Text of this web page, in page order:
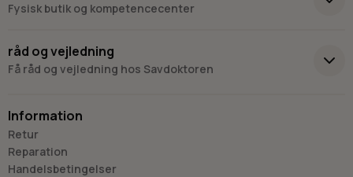
Fysisk butik og kompetencecenter
9400 Nørresundby
råd og vejledning
Få råd og vejledning hos Savdoktoren
“Vi bygger vores løsninger på viden, erfaring og faglig indsigt
- så du kan træffe
det rigtige valg, hver gang.
Information
Retur
Reparation
Handelsbetingelser